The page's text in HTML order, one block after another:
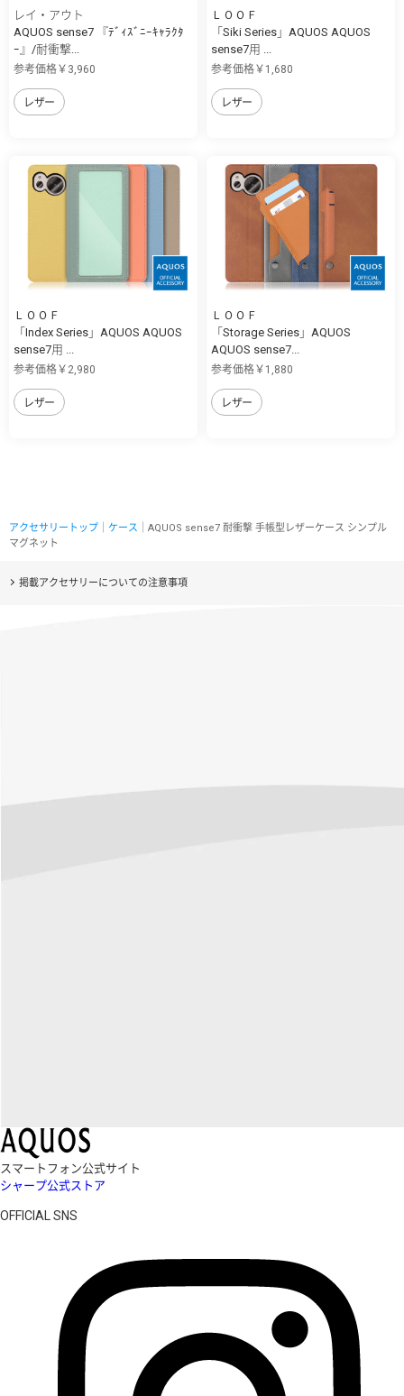
レイ・アウト
AQUOS sense7 『ﾃﾞｨｽﾞﾆｰｷｬﾗｸﾀ
ｰ』/耐衝撃...
参考価格￥3,960
レザー
ＬＯＯＦ
「Siki Series」AQUOS AQUOS
sense7用 ...
参考価格￥1,680
レザー
ＬＯＯＦ
「Index Series」AQUOS AQUOS
sense7用 ...
参考価格￥2,980
レザー
ＬＯＯＦ
「Storage Series」AQUOS
AQUOS sense7...
参考価格￥1,880
レザー
アクセサリートップ ケース ｜AQUOS sense7 耐衝撃 手帳型レザーケース シンプル
マグネット
掲載アクセサリーについての注意事項
スマートフォン公式サイト
シャープ公式ストア
OFFICIAL SNS